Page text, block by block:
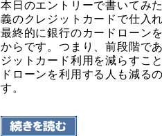
本日のエントリーで書いてみ
義のクレジットカードで仕入
最終的に銀行のカードローン
からです。つまり、前段階で
ジットカード利用を減らすこ
ドローンを利用する人も減る
す。